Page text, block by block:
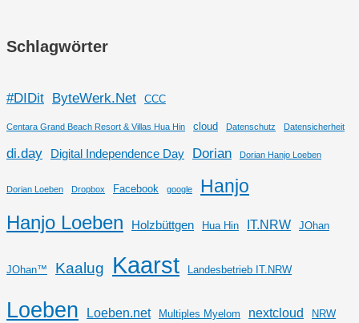
Schlagwörter
#DIDit ByteWerk.Net CCC
Centara Grand Beach Resort & Villas Hua Hin cloud Datenschutz Datensicherheit
di.day Digital Independence Day Dorian Dorian Hanjo Loeben
Dorian Loeben Dropbox Facebook google
Hanjo
Hanjo Loeben
Holzbüttgen Hua Hin IT.NRW JOhan
JOhan™ Kaalug Kaarst Landesbetrieb IT.NRW
Loeben Loeben.net Multiples Myelom nextcloud NRW